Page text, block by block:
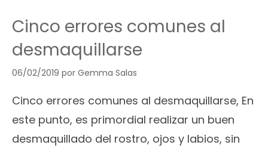
Cinco errores comunes al
desmaquillarse
06/02/2019 por Gemma Salas
Cinco errores comunes al desmaquillarse, En
este punto, es primordial realizar un buen
desmaquillado del rostro, ojos y labios, sin